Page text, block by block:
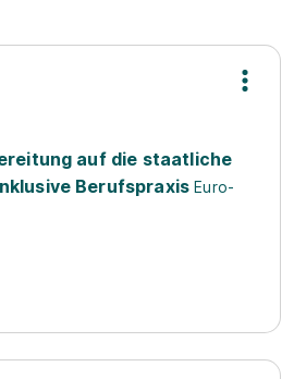
auf die staatliche
Berufspraxis Euro-